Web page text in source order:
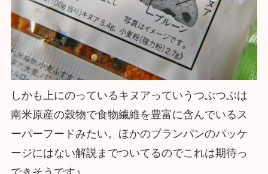
しかも上にのっているキヌアっていうつぶつぶは
南米原産の穀物で食物繊維を豊富に含んでいるス
ーパーフードみたい。ほかのブランパンのパッケ
ージにはない解説までついてるのでこれは期待っ